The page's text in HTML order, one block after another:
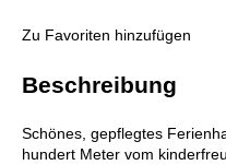
Zu Favoriten hinzufügen
Beschreibung
Schönes, gepflegtes
hundert Meter vom